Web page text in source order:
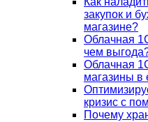
закупок и
магазине?
Облачная
чем
Облачная
магазины в
кризис с
Почему